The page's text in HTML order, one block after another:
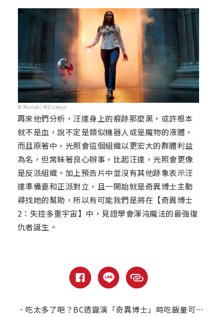
© Marvel/ ©Disney+
再來他們分析，汪達身上的痕跡那麼黑，或許根本
就不是血，說不定是類似機器人或是魔物的液體，
而且原著中，光照會這個組織以更宏大的群體利益
為名，但常昧著良心辦事，比起汪達，光照會更像
是反派組織。加上預告片中並沒有其他跡象表示汪
達準備要和正派對立，且一開始就是奇異博士主動
尋找她的幫助，所以有可能我們是將在【奇異博士
2：失控多重宇宙】中，見證學會渾沌魔法的最強復
仇者誕生。
． 吃太多了吧？BC透露演「奇異博士」時吃飯量可以養活一個家庭！